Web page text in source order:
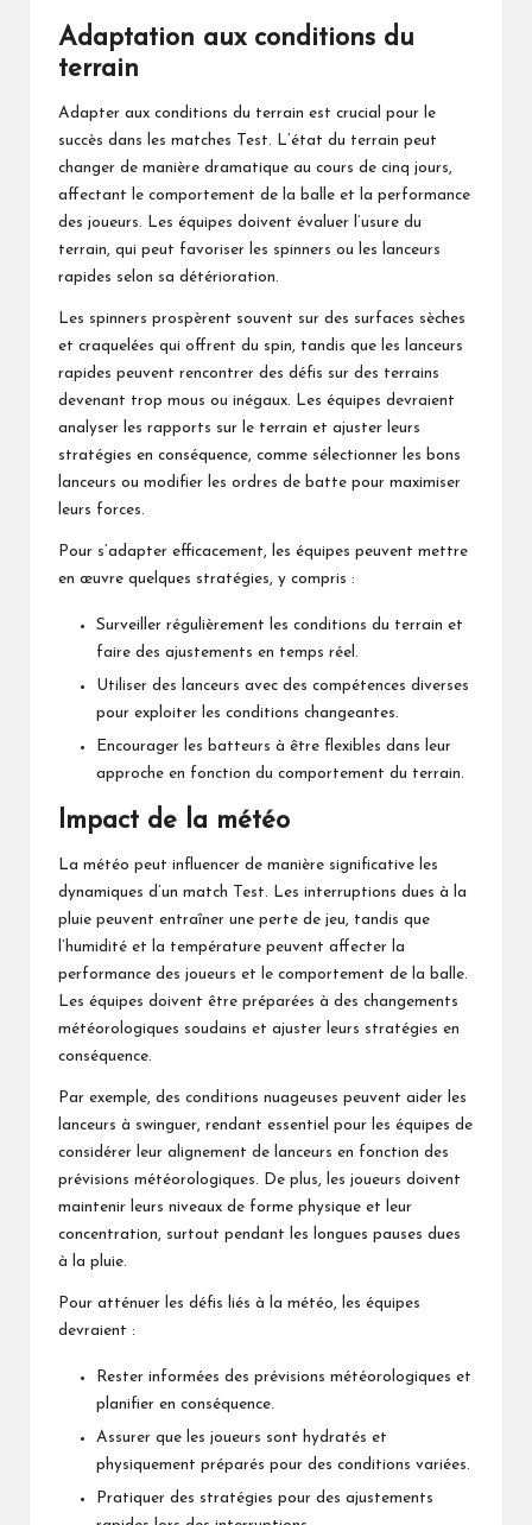
Adaptation aux conditions du
terrain
Adapter aux conditions du terrain est crucial pour le
succès dans les matches Test. L’état du terrain peut
changer de manière dramatique au cours de cinq jours,
affectant le comportement de la balle et la performance
des joueurs. Les équipes doivent évaluer l’usure du
terrain, qui peut favoriser les spinners ou les lanceurs
rapides selon sa détérioration.
Les spinners prospèrent souvent sur des surfaces sèches
et craquelées qui offrent du spin, tandis que les lanceurs
rapides peuvent rencontrer des défis sur des terrains
devenant trop mous ou inégaux. Les équipes devraient
analyser les rapports sur le terrain et ajuster leurs
stratégies en conséquence, comme sélectionner les bons
lanceurs ou modifier les ordres de batte pour maximiser
leurs forces.
Pour s’adapter efficacement, les équipes peuvent mettre
en œuvre quelques stratégies, y compris :
Surveiller régulièrement les conditions du terrain et
faire des ajustements en temps réel.
Utiliser des lanceurs avec des compétences diverses
pour exploiter les conditions changeantes.
Encourager les batteurs à être flexibles dans leur
approche en fonction du comportement du terrain.
Impact de la météo
La météo peut influencer de manière significative les
dynamiques d’un match Test. Les interruptions dues à la
pluie peuvent entraîner une perte de jeu, tandis que
l’humidité et la température peuvent affecter la
performance des joueurs et le comportement de la balle.
Les équipes doivent être préparées à des changements
météorologiques soudains et ajuster leurs stratégies en
conséquence.
Par exemple, des conditions nuageuses peuvent aider les
lanceurs à swinguer, rendant essentiel pour les équipes de
considérer leur alignement de lanceurs en fonction des
prévisions météorologiques. De plus, les joueurs doivent
maintenir leurs niveaux de forme physique et leur
concentration, surtout pendant les longues pauses dues
à la pluie.
Pour atténuer les défis liés à la météo, les équipes
devraient :
Rester informées des prévisions météorologiques et
planifier en conséquence.
Assurer que les joueurs sont hydratés et
physiquement préparés pour des conditions variées.
Pratiquer des stratégies pour des ajustements